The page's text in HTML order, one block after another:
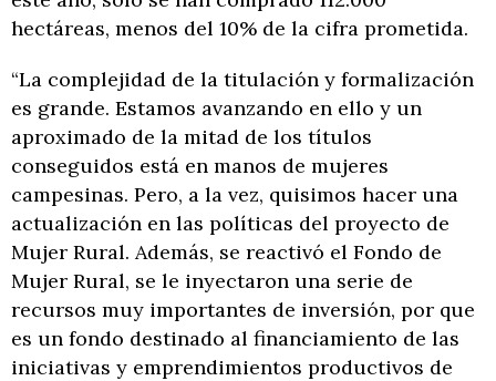
hectáreas, menos del 10% de la cifra prometida.
“La complejidad de la titulación y formalización
es grande. Estamos avanzando en ello y un
aproximado de la mitad de los títulos
conseguidos está en manos de mujeres
campesinas. Pero, a la vez, quisimos hacer una
actualización en las políticas del proyecto de
Mujer Rural. Además, se reactivó el Fondo de
Mujer Rural, se le inyectaron una serie de
recursos muy importantes de inversión, por que
es un fondo destinado al financiamiento de las
iniciativas y emprendimientos productivos de